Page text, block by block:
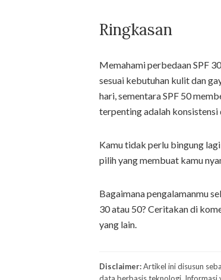
Ringkasan
Memahami perbedaan SPF
sesuai kebutuhan kulit dan
hari, sementara SPF 50
terpenting adalah konsistensi
Kamu tidak perlu bingung
pilih yang membuat kamu
Bagaimana pengalamanmu
30 atau 50? Ceritakan di
yang lain.
Disclaimer:Artikel ini disusun